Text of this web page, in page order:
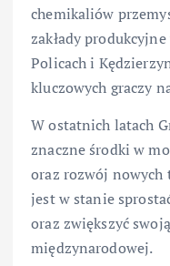
chemikaliów
zakłady
Policach i
kluczowych graczy
W ostatnich latach
znaczne środki w
oraz rozwój
jest w stanie
oraz zwiększyć
międzynarodowej.